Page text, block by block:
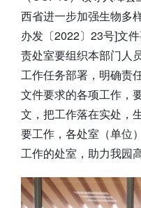
西省进一步加强生物多
办发〔2022〕23号]文
责处室要组织本部门人
工作任务部署，明确责
文件要求的各项工作，
文，把工作落在实处，
要工作，各处室（单位
工作的处室，助力我园